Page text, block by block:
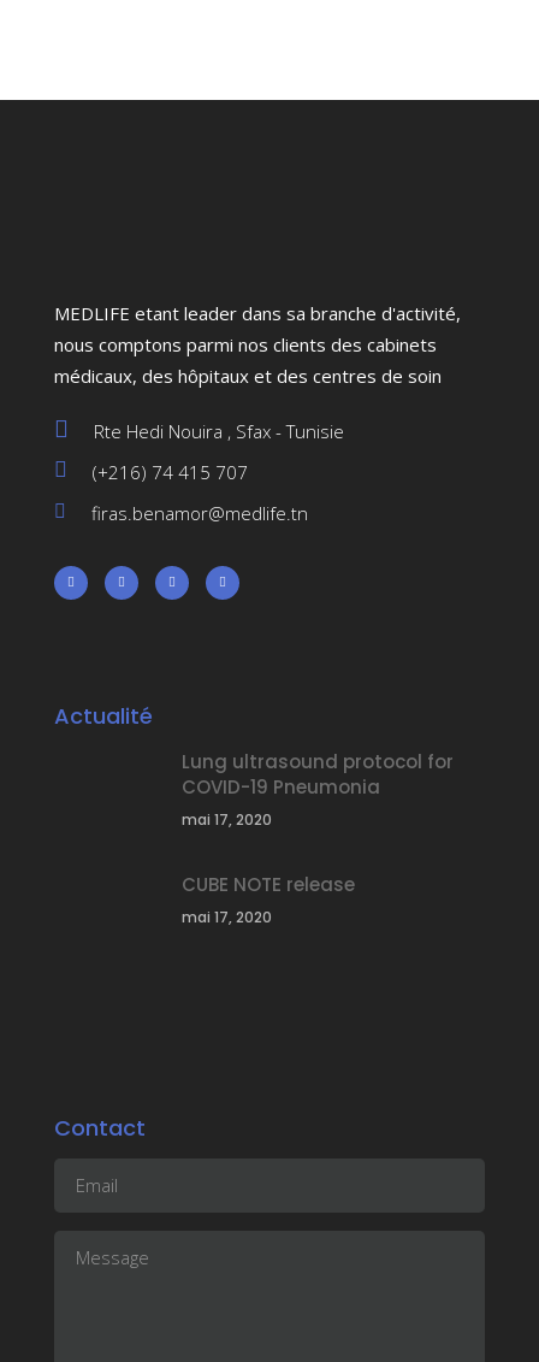
MEDLIFE etant leader dans sa branche d'activité,
nous comptons parmi nos clients des cabinets
médicaux, des hôpitaux et des centres de soin
Rte Hedi Nouira , Sfax - Tunisie
(+216) 74 415 707
firas.benamor@medlife.tn
Actualité
Lung ultrasound protocol for
COVID-19 Pneumonia
mai 17, 2020
CUBE NOTE release
mai 17, 2020
Contact